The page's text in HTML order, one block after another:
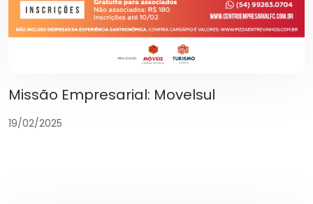
Missão Empresarial: Movelsul
19/02/2025